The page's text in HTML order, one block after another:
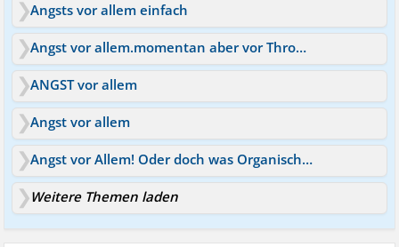
Angsts vor allem einfach
Angst vor allem.momentan aber vor Thrombose.;)
ANGST vor allem
Angst vor allem
Angst vor Allem! Oder doch was Organisches?
Weitere Themen laden